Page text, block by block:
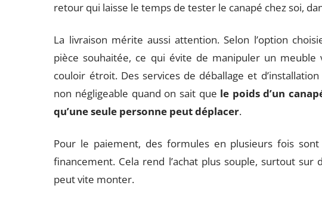
retour qui laisse le temps de tester le canapé chez soi,
La livraison mérite aussi attention. Selon l’option
pièce souhaitée, ce qui évite de manipuler un meuble
couloir étroit. Des services de déballage et
non négligeable quand on sait que le poids d’un
qu’une seule personne peut déplacer.
Pour le paiement, des formules en plusieurs fois sont
financement. Cela rend l’achat plus souple, surtout
peut vite monter.